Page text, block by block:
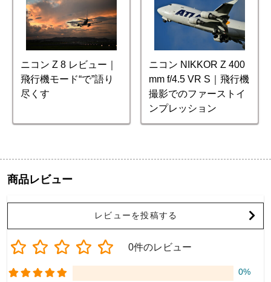
ニコン Z 8 レビュー｜
飛行機モード“で”語り
尽くす
ニコン NIKKOR Z 400
mm f/4.5 VR S｜飛行機
撮影でのファーストイ
ンプレッション
商品レビュー
レビューを投稿する
0件のレビュー
0%